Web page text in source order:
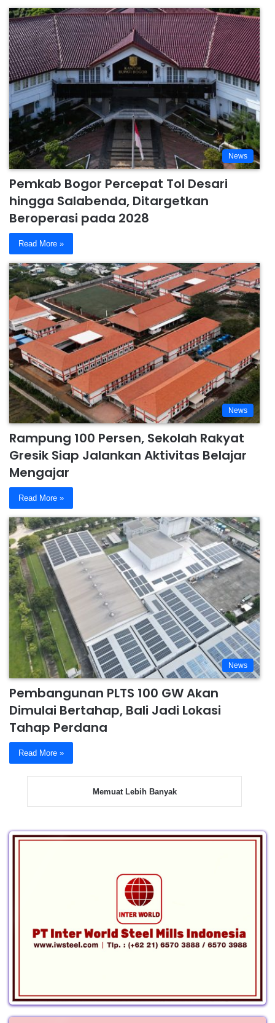
News
Pemkab Bogor Percepat Tol Desari
hingga Salabenda, Ditargetkan
Beroperasi pada 2028
Read More »
News
Rampung 100 Persen, Sekolah Rakyat
Gresik Siap Jalankan Aktivitas Belajar
Mengajar
Read More »
News
Pembangunan PLTS 100 GW Akan
Dimulai Bertahap, Bali Jadi Lokasi
Tahap Perdana
Read More »
Memuat Lebih Banyak